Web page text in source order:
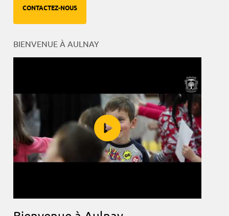
CONTACTEZ-NOUS
BIENVENUE À AULNAY